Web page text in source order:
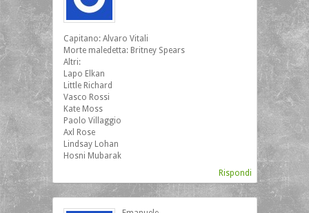
Capitano: Alvaro Vitali
Morte maledetta: Britney Spears
Altri:
Lapo Elkan
Little Richard
Vasco Rossi
Kate Moss
Paolo Villaggio
Axl Rose
Lindsay Lohan
Hosni Mubarak
Rispondi